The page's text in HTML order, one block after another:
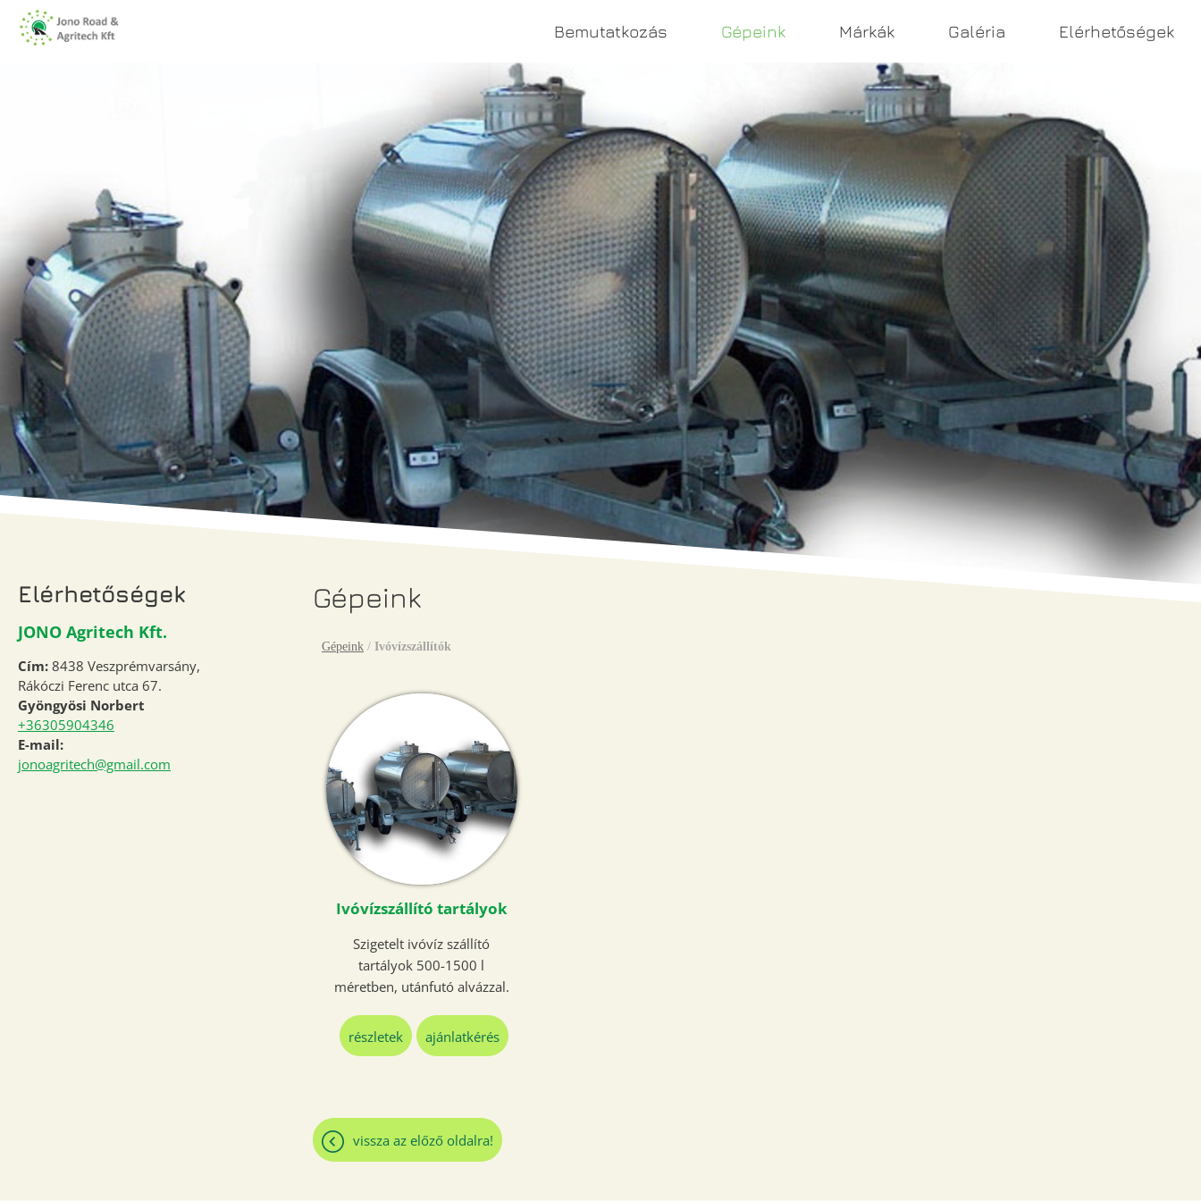
Bemutatkozás Gépeink Márkák Galéria Elérhetőségek
Elérhetőségek
JONO Agritech Kft.
Cím: 8438 Veszprémvarsány,
Rákóczi Ferenc utca 67.
Gyöngyösi Norbert
+36305904346
E-mail:
jonoagritech@gmail.com
Gépeink
Gépeink / Ivóvízszállítók
Ivóvízszállító tartályok
Szigetelt ivóvíz szállító
tartályok 500-1500 l
méretben, utánfutó alvázzal.
részletek ajánlatkérés
vissza az előző oldalra!